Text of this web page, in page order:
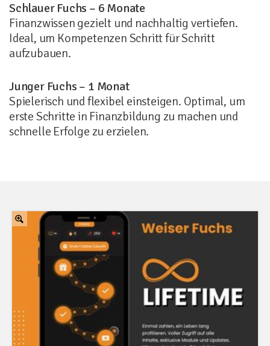
Schlauer Fuchs – 6 Monate
Finanzwissen gezielt und nachhaltig vertiefen.
Ideal, um Kompetenzen Schritt für Schritt
aufzubauen.
Junger Fuchs – 1 Monat
Spielerisch und flexibel einsteigen. Optimal, um
erste Schritte in Finanzbildung zu machen und
schnelle Erfolge zu erzielen.